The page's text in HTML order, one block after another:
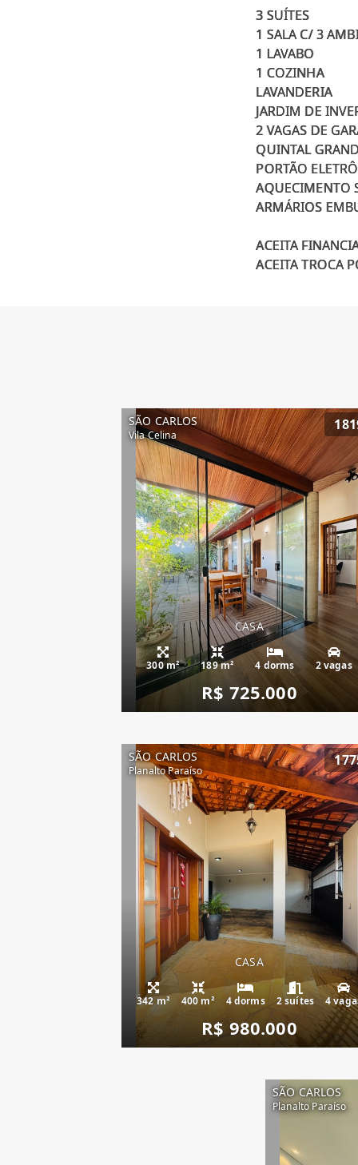
3 SUÍTES
1 SALA C/ 3
1 LAVABO
1 COZINHA
LAVANDERIA
JARDIM DE
2 VAGAS DE
QUINTAL
PORTÃO
AQUECIMENTO
ARMÁRIOS
ACEITA
SÃO CARLOS
Vila Celina
CASA
300 m² 189 m² 4 dorms 2 vagas
R$ 725.000
SÃO CARLOS
Planalto Paraíso
CASA
342 m² 400 m² 4 dorms 2 suítes 4
R$ 980.000
SÃO CARLOS
Planalto Paraíso